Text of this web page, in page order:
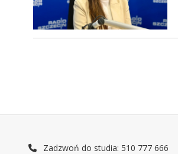
Zadzwoń do studia: 510 777 666